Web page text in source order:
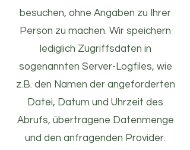
besuchen, ohne Angaben zu Ihrer
Person zu machen. Wir speichern
lediglich Zugriffsdaten in
sogenannten Server-Logfiles, wie
z.B. den Namen der angeforderten
Datei, Datum und Uhrzeit des
Abrufs, übertragene Datenmenge
und den anfragenden Provider.